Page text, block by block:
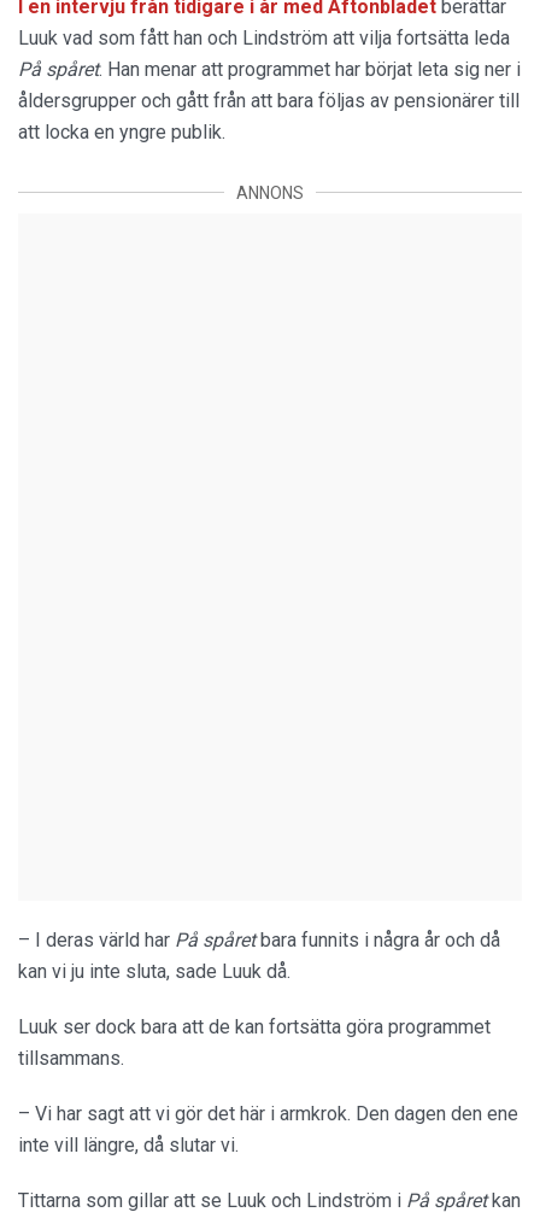
I en intervju från tidigare i år med Aftonbladet berättar
Luuk vad som fått han och Lindström att vilja fortsätta leda
På spåret. Han menar att programmet har börjat leta sig ner i
åldersgrupper och gått från att bara följas av pensionärer till
att locka en yngre publik.
ANNONS
– I deras värld har På spåretbara funnits i några år och då
kan vi ju inte sluta, sade Luuk då.
Luuk ser dock bara att de kan fortsätta göra programmet
tillsammans.
– Vi har sagt att vi gör det här i armkrok. Den dagen den ene
inte vill längre, då slutar vi.
Tittarna som gillar att se Luuk och Lindström i På spåretkan